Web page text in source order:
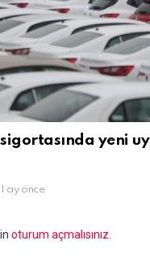
yeni
1 ay önce
oturum açmalısınız